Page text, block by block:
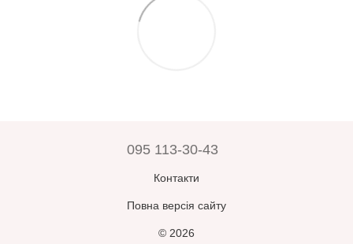
095 113-30-43
Контакти
Повна версія сайту
© 2026